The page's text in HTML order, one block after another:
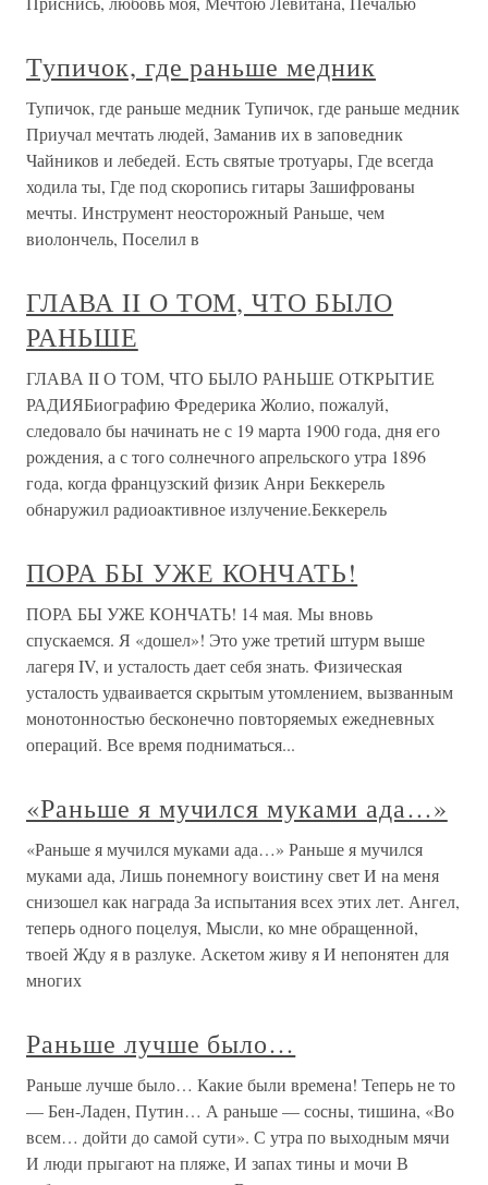
Тупичок, где раньше медник
Тупичок, где раньше медник Тупичок, где раньше медник
Приучал мечтать людей, Заманив их в заповедник
Чайников и лебедей. Есть святые тротуары, Где всегда
ходила ты, Где под скоропись гитары Зашифрованы
мечты. Инструмент неосторожный Раньше, чем
виолончель, Поселил в
ГЛАВА II О ТОМ, ЧТО БЫЛО
РАНЬШЕ
ГЛАВА II О ТОМ, ЧТО БЫЛО РАНЬШЕ ОТКРЫТИЕ
РАДИЯБиографию Фредерика Жолио, пожалуй,
следовало бы начинать не с 19 марта 1900 года, дня его
рождения, а с того солнечного апрельского утра 1896
года, когда французский физик Анри Беккерель
обнаружил радиоактивное излучение.Беккерель
ПОРА БЫ УЖЕ КОНЧАТЬ!
ПОРА БЫ УЖЕ КОНЧАТЬ! 14 мая. Мы вновь
спускаемся. Я «дошел»! Это уже третий штурм выше
лагеря IV, и усталость дает себя знать. Физическая
усталость удваивается скрытым утомлением, вызванным
монотонностью бесконечно повторяемых ежедневных
операций. Все время подниматься...
«Раньше я мучился муками ада…»
«Раньше я мучился муками ада…» Раньше я мучился
муками ада, Лишь понемногу воистину свет И на меня
снизошел как награда За испытания всех этих лет. Ангел,
теперь одного поцелуя, Мысли, ко мне обращенной,
твоей Жду я в разлуке. Аскетом живу я И непонятен для
многих
Раньше лучше было…
Раньше лучше было… Какие были времена! Теперь не то
— Бен-Ладен, Путин… А раньше — сосны, тишина, «Во
всем… дойти до самой сути». С утра по выходным мячи
И люди прыгают на пляже, И запах тины и мочи В